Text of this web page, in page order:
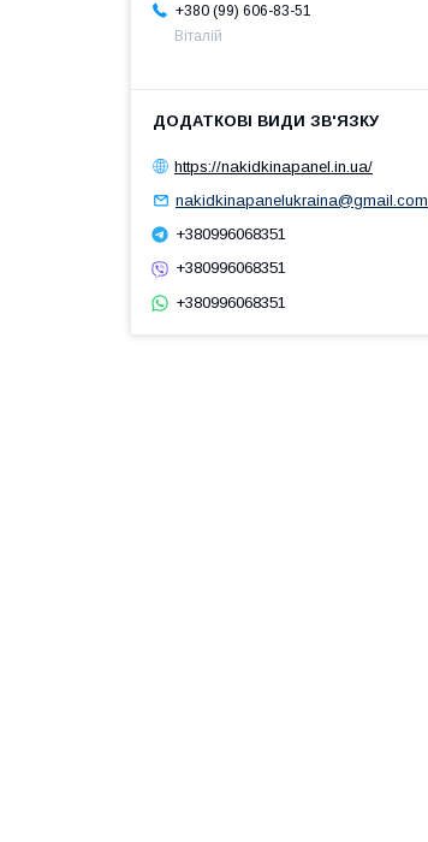
+380 (99) 606-83-51
Віталій
https://nakidkinapanel.in.ua/
nakidkinapanelukraina@gmail.com
+380996068351
+380996068351
+380996068351